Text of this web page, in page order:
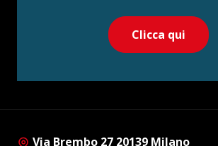
Clicca qui
Via Brembo 27 20139 Milano